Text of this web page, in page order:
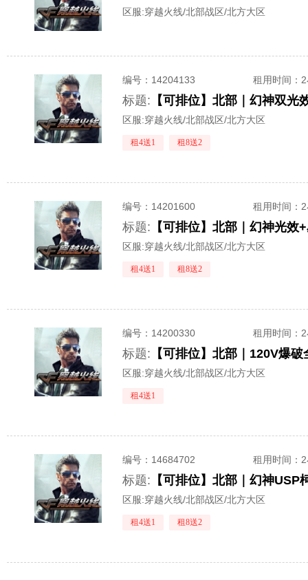
区服:穿越火线/北部战区/北方大区
编号： 14204133 租用时间 ：
标题:
区服:穿越火线/北部战区/北方大区
租4送1 租8送2
编号： 14201600 租用时间 ：
标题: 【可排位】北部｜幻神光
区服:穿越火线/北部战区/北方大区
租4送1 租8送2
编号： 14200330 租用时间 ：
标题: 【可排位】北部｜120V爆
区服:穿越火线/北部战区/北方大区
租4送1
编号： 14684702 租用时间 ：
标题: 【可排位】北部｜幻神
区服:穿越火线/北部战区/北方大区
租4送1 租8送2